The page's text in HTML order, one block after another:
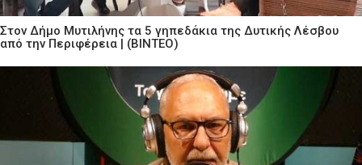
Στον Δήμο Μυτιλήνης τα 5 γηπεδάκια της Δυτικής Λέσβου
από την Περιφέρεια | (ΒΙΝΤΕΟ)